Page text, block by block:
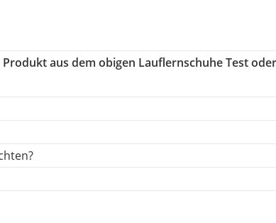
Produkt aus dem obigen Lauflernschuhe Test oder